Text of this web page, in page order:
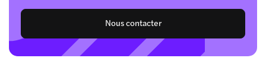
Nous contacter